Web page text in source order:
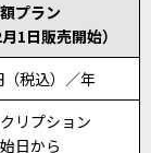
プラン
1日販売開始）
税込）／年
リプション
日から